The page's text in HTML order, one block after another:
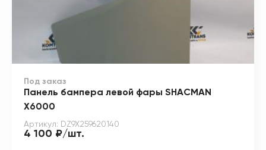
Под заказ
Панель бампера левой фары SHACMAN
X6000
Артикул: DZ9X259620140
4 100 ₽/шт.